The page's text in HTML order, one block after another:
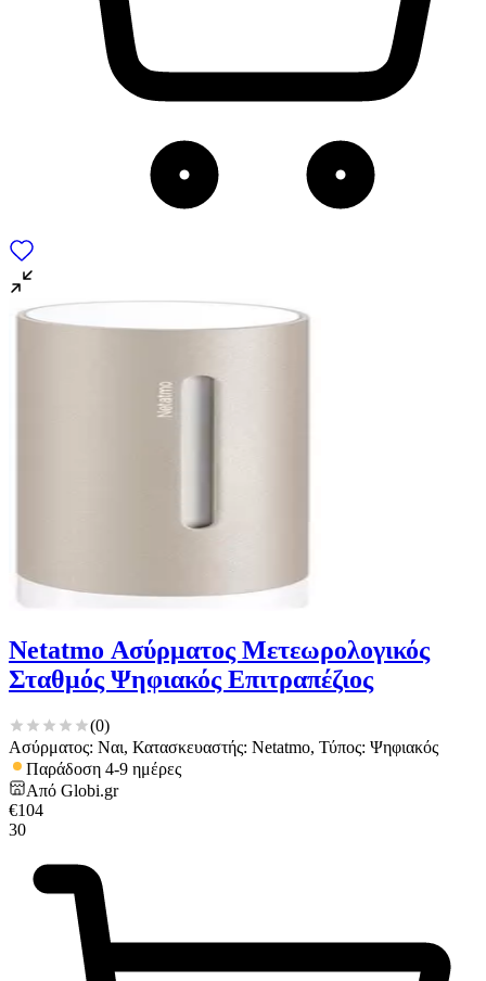
Netatmo Ασύρματος Μετεωρολογικός
Σταθμός Ψηφιακός Επιτραπέζιος
(0)
Ασύρματος: Ναι, Κατασκευαστής: Netatmo, Τύπος: Ψηφιακός
Παράδοση 4-9 ημέρες
Από Globi.gr
€104
30